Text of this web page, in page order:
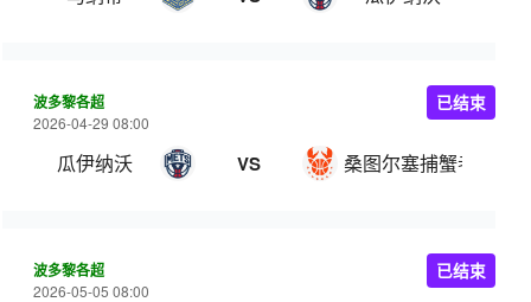
波多黎各超
2026-04-29 08:00
瓜伊纳沃 VS 桑图尔塞捕蟹者
已结束
波多黎各超
2026-05-05 08:00
已结束